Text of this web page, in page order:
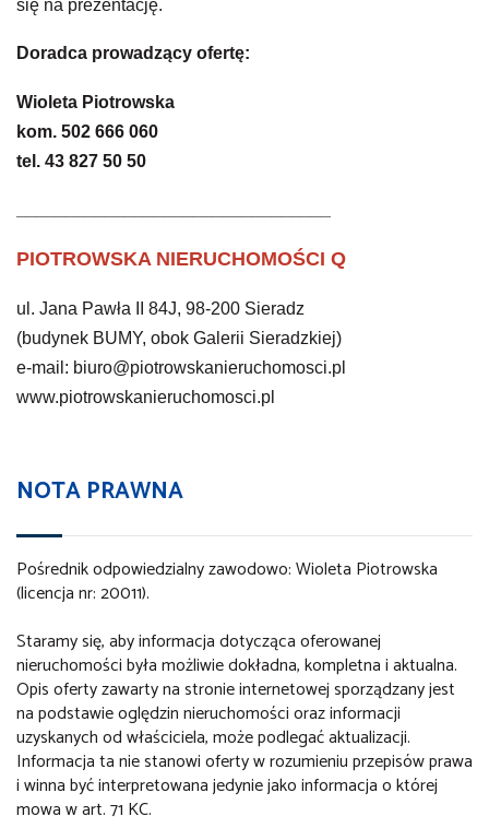
się na prezentację.
Doradca prowadzący ofertę:
Wioleta Piotrowska
kom. 502 666 060
tel. 43 827 50 50
PIOTROWSKA NIERUCHOMOŚCI Q
ul. Jana Pawła II 84J, 98-200 Sieradz
(budynek BUMY, obok Galerii Sieradzkiej)
e-mail: biuro@piotrowskanieruchomosci.pl
www.piotrowskanieruchomosci.pl
NOTA PRAWNA
Pośrednik odpowiedzialny zawodowo: Wioleta Piotrowska
(licencja nr: 20011).
Staramy się, aby informacja dotycząca oferowanej
nieruchomości była możliwie dokładna, kompletna i aktualna.
Opis oferty zawarty na stronie internetowej sporządzany jest
na podstawie oględzin nieruchomości oraz informacji
uzyskanych od właściciela, może podlegać aktualizacji.
Informacja ta nie stanowi oferty w rozumieniu przepisów prawa
i winna być interpretowana jedynie jako informacja o której
mowa w art. 71 KC.